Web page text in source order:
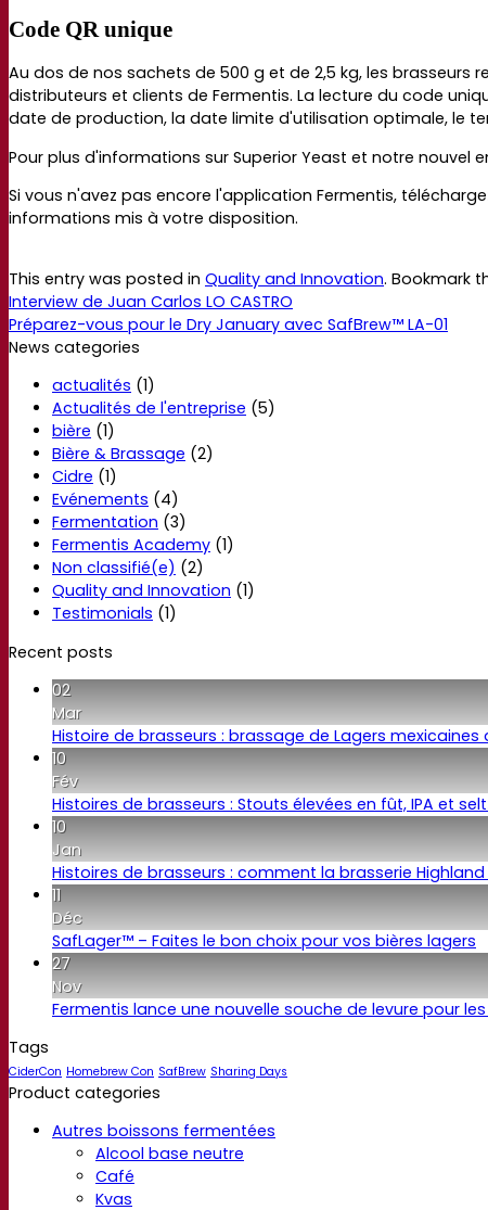
Code QR unique
Au dos de nos sachets de 500 g et de 2,5 kg, les brasseurs
distributeurs et clients de Fermentis. La lecture du code
date de production, la date limite d'utilisation optimale, le
Pour plus d'informations sur Superior Yeast et notre
Si vous n'avez pas encore l'application Fermentis,
informations mis à votre disposition.
This entry was posted in Quality and Innovation. Bookmark
Interview de Juan Carlos LO CASTRO
Préparez-vous pour le Dry January avec SafBrew™ LA-01
News categories
actualités (1)
Actualités de l'entreprise (5)
bière (1)
Bière & Brassage (2)
Cidre (1)
Evénements (4)
Fermentation (3)
Fermentis Academy (1)
Non classifié(e) (2)
Quality and Innovation (1)
Testimonials (1)
Recent posts
02
Mar
Histoire de brasseurs : brassage de Lagers
10
Fév
Histoires de brasseurs : Stouts élevées en fût, IPA et
10
Jan
Histoires de brasseurs : comment la brasserie
11
Déc
SafLager™ – Faites le bon choix pour vos bières lagers
27
Nov
Fermentis lance une nouvelle souche de levure pour
Tags
CiderCon Homebrew Con SafBrew Sharing Days
Product categories
Autres boissons fermentées
Alcool base neutre
Café
Kvas